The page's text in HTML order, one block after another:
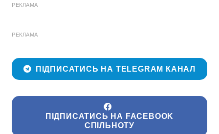
РЕКЛАМА
РЕКЛАМА
ПІДПИСАТИСЬ НА TELEGRAM КАНАЛ
ПІДПИСАТИСЬ НА FACEBOOK
СПІЛЬНОТУ